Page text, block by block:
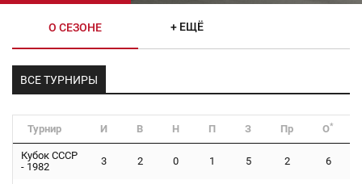
О СЕЗОНЕ + ЕЩЁ
ВСЕ ТУРНИРЫ
Турнир И В Н П З Пр О*
Кубок СССР
- 1982
3 2 0 1 5 2 6